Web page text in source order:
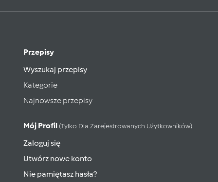
Przepisy
Wyszukaj przepisy
Kategorie
Najnowsze przepisy
Mój Profil (tylko Dla Zarejestrowanych Użytkowników)
Zaloguj się
Utwórz nowe konto
Nie pamiętasz hasła?